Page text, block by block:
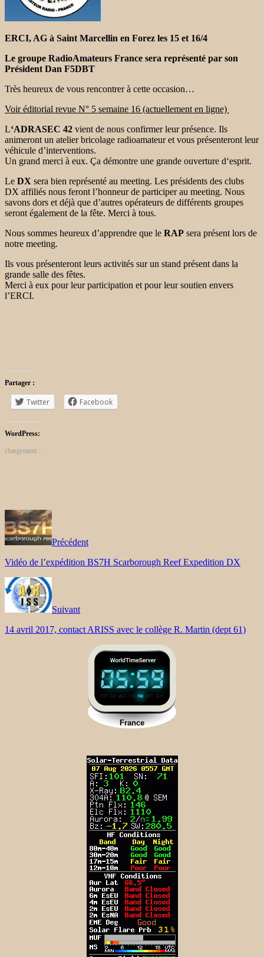
ERCI, AG à Saint Marcellin en Forez les 15 et 16/4
Le groupe RadioAmateurs France sera représenté par son
Président Dan F5DBT
Très heureux de vous rencontrer à cette occasion…
Voir éditorial revue N° 5 semaine 16 (actuellement en ligne)
L‘ADRASEC 42 vient de nous confirmer leur présence. Ils
animeront un atelier bricolage radioamateur et vous présenteront leur
véhicule d’interventions.
Un grand merci à eux. Ça démontre une grande ouverture d‘esprit.
Le DX sera bien représenté au meeting. Les présidents des clubs
DX affiliés nous feront l’honneur de participer au meeting. Nous
savons dors et déjà que d’autres opérateurs de différents groupes
seront également de la fête. Merci à tous.
Nous sommes heureux d’apprendre que le RAP sera présent lors de
notre meeting.
Ils vous présenteront leurs activités sur un stand présent dans la
grande salle des fêtes.
Merci à eux pour leur participation et pour leur soutien envers
l’ERCI.
Partager :
Twitter Facebook
WordPress:
chargement…
Précédent
Vidéo de l’expédition BS7H Scarborough Reef Expedition DX
Suivant
14 avril 2017, contact ARISS avec le collège R. Martin (dept 61)